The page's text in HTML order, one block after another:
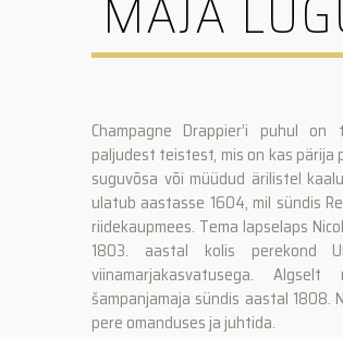
Champagne Drappier’i puhul
paljudest teistest, mis on kas pärija
suguvõsa või müüdud ärilistel
ulatub aastasse 1604, mil sündis
riidekaupmees. Tema lapselaps
1803. aastal kolis perekond
viinamarjakasvatusega.
šampanjamaja sündis aastal
pere omanduses ja juhtida.